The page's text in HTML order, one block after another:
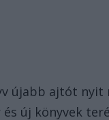
újabb ajtót nyit
új könyvek